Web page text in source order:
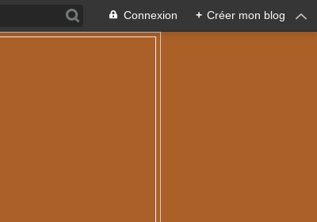
Connexion + Créer mon blog